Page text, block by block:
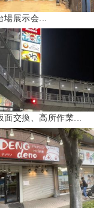
場展示会...
面交換、高所作業...